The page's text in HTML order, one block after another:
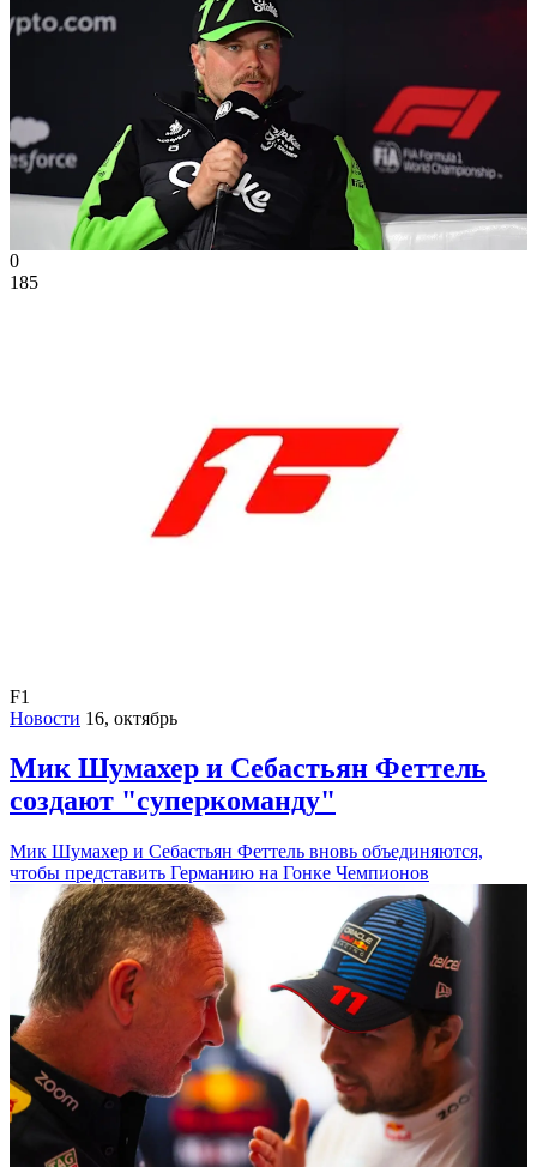
0
185
F1
Новости 16, октябрь
Мик Шумахер и Себастьян Феттель
создают "суперкоманду"
Мик Шумахер и Себастьян Феттель вновь объединяются,
чтобы представить Германию на Гонке Чемпионов